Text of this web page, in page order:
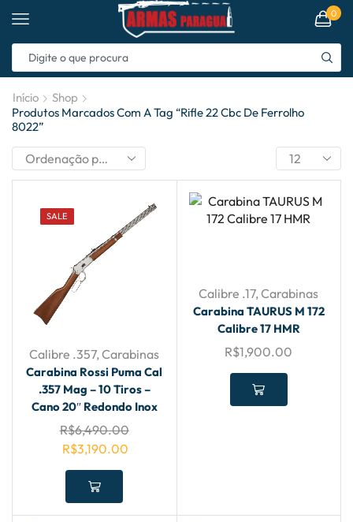
0
Início
Shop
Produtos Marcados Com A Tag “rifle 22 Cbc De Ferrolho
8022”
SALE
Calibre .357,Carabinas
Carabina Rossi Puma Cal
.357 Mag – 10 Tiros –
Cano 20″ Redondo Inox
R$6,490.00
R$3,190.00
Calibre .17,Carabinas
Carabina TAURUS M 172
Calibre 17 HMR
R$1,900.00